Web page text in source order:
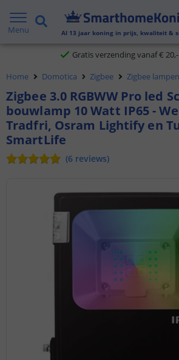
Menu Al 13 jaar koning in prijs, kwaliteit &
2 jaar garantie
Klantbeoordeling 9.1
Voor 23:45 uur besteld,
Home Domotica Zigbee Zigbee lampen
Zigbee 3.0 RGBWW Pro led
bouwlamp 10 Watt IP65 -
Tradfri, Osram Lightify en
SmartLife
(6 reviews)